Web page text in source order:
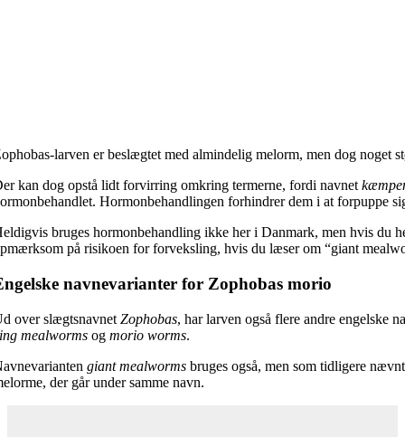
larven er beslægtet med almindelig melorm, men dog noget
kan dog opstå lidt forvirring omkring termerne, fordi navnet
Hormonbehandlingen forhindrer dem i at forpuppe
bruges hormonbehandling ikke her i Danmark, men hvis du
på risikoen for forveksling, hvis du læser om “giant
navnevarianter for Zophobas morio
over slægtsnavnet Zophobas, har larven også flere andre engelske
mealwormsog morio worms.
giant mealwormsbruges også, men som tidligere
der går under samme navn.